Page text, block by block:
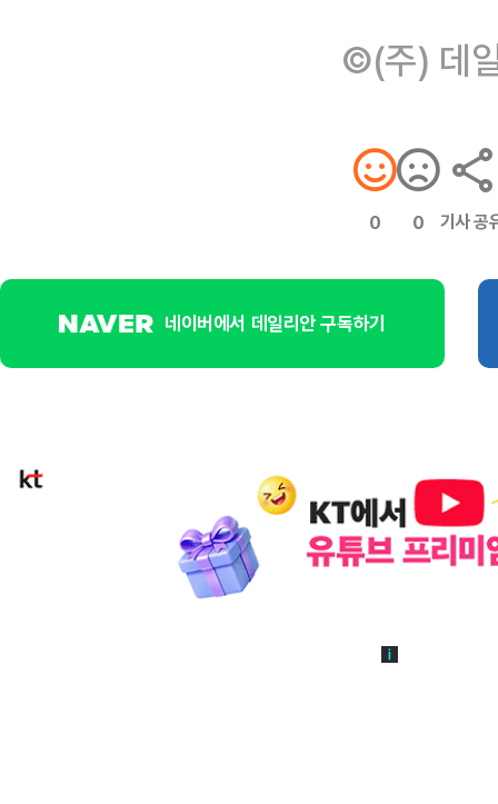
©(주) 데
0 0 기사 공
네이버에서 데일리안 구독하기